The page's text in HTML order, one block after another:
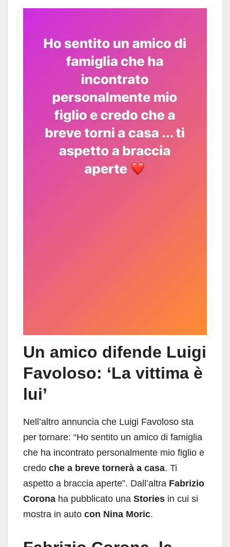
Un amico difende Luigi
Favoloso: ‘La vittima è
lui’
Nell’altro annuncia che Luigi Favoloso sta
per tornare: “Ho sentito un amico di famiglia
che ha incontrato personalmente mio figlio e
credo che a breve tornerà a casa. Ti
aspetto a braccia aperte”. Dall’altra Fabrizio
Corona ha pubblicato una Stories in cui si
mostra in auto con Nina Moric.